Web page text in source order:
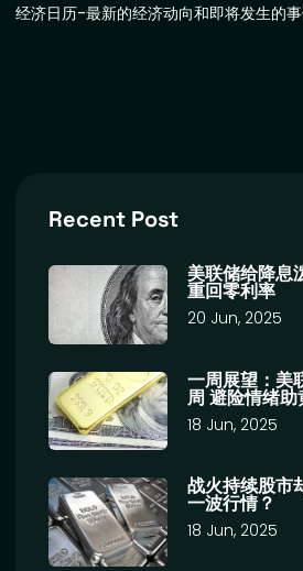
经济日历-最新的经济动向和即将发生的事
Recent Post
美联储给降息
重回零利率
20 Jun, 2025
一周展望：美
周 避险情绪
18 Jun, 2025
战火持续股市
一波行情？
18 Jun, 2025